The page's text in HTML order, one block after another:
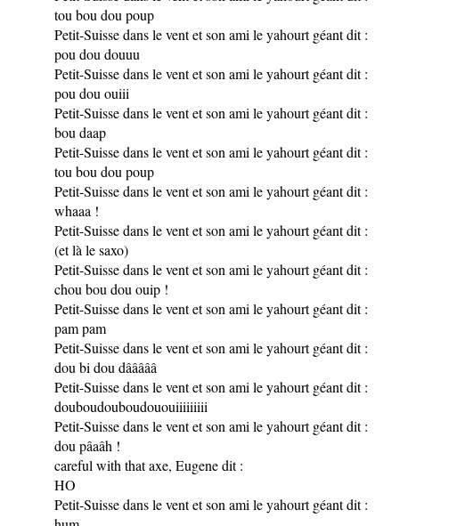
tou bou dou poup
Petit-Suisse dans le vent et son ami le yahourt géant dit :
pou dou douuu
Petit-Suisse dans le vent et son ami le yahourt géant dit :
pou dou ouiii
Petit-Suisse dans le vent et son ami le yahourt géant dit :
bou daap
Petit-Suisse dans le vent et son ami le yahourt géant dit :
tou bou dou poup
Petit-Suisse dans le vent et son ami le yahourt géant dit :
whaaa !
Petit-Suisse dans le vent et son ami le yahourt géant dit :
(et là le saxo)
Petit-Suisse dans le vent et son ami le yahourt géant dit :
chou bou dou ouip !
Petit-Suisse dans le vent et son ami le yahourt géant dit :
pam pam
Petit-Suisse dans le vent et son ami le yahourt géant dit :
dou bi dou dâââââ
Petit-Suisse dans le vent et son ami le yahourt géant dit :
douboudouboudououiiiiiiiii
Petit-Suisse dans le vent et son ami le yahourt géant dit :
dou pâaâh !
careful with that axe, Eugene dit :
HO
Petit-Suisse dans le vent et son ami le yahourt géant dit :